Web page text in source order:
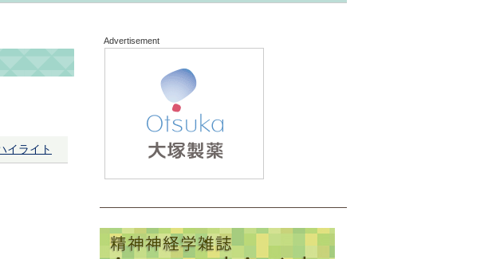
イライト
Advertisement